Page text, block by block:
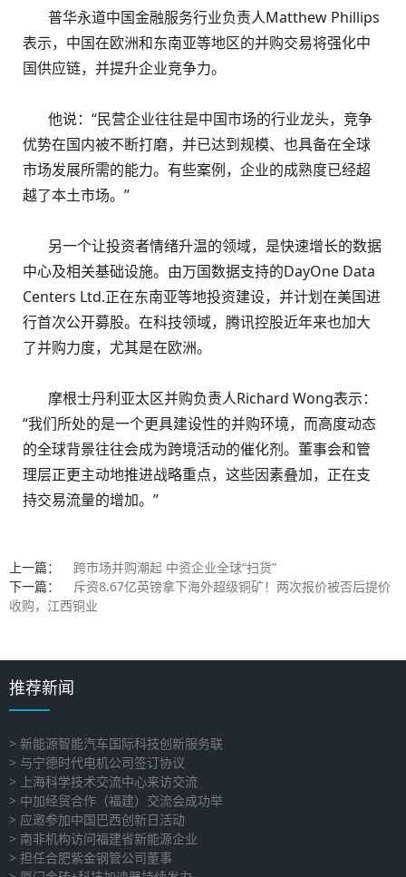
普华永道中国金融服务行业负责人Matthew Phillips
表示，中国在欧洲和东南亚等地区的并购交易将强化中
国供应链，并提升企业竞争力。
他说：“民营企业往往是中国市场的行业龙头，竞争
优势在国内被不断打磨，并已达到规模、也具备在全球
市场发展所需的能力。有些案例，企业的成熟度已经超
越了本土市场。”
另一个让投资者情绪升温的领域，是快速增长的数据
中心及相关基础设施。由万国数据支持的DayOne Data
Centers Ltd.正在东南亚等地投资建设，并计划在美国进
行首次公开募股。在科技领域，腾讯控股近年来也加大
了并购力度，尤其是在欧洲。
摩根士丹利亚太区并购负责人Richard Wong表示：
“我们所处的是一个更具建设性的并购环境，而高度动态
的全球背景往往会成为跨境活动的催化剂。董事会和管
理层正更主动地推进战略重点，这些因素叠加，正在支
持交易流量的增加。”
上一篇：
跨市场并购潮起 中资企业全球“扫货”
下一篇：
斥资8.67亿英镑拿下海外超级铜矿！两次报价被否后提价
收购，江西铜业
推荐新闻
> 新能源智能汽车国际科技创新服务联
> 与宁德时代电机公司签订协议
> 上海科学技术交流中心来访交流
> 中加经贸合作（福建）交流会成功举
> 应邀参加中国巴西创新日活动
> 南非机构访问福建省新能源企业
> 担任合肥紫金钢管公司董事